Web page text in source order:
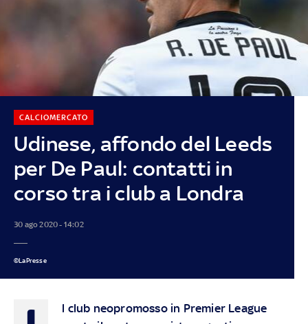
Udinese, affondo del Leeds
per De Paul: contatti in
corso tra i club a Londra
CALCIOMERCATO
30 ago 2020 - 14:02
©LaPresse
l club neopromosso in Premier League